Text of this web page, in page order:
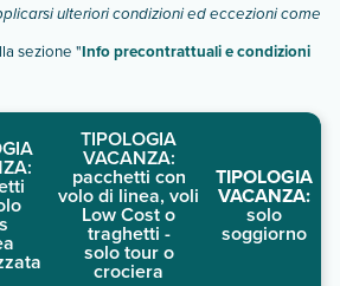
ulteriori condizioni ed eccezioni come
sezione "Info precontrattuali e condizioni
TIPOLOGIA
VACANZA:
pacchetti con
volo di linea, voli
Low Cost o
traghetti -
solo tour o
crociera
TIPOLOGIA
VACANZA:
solo
soggiorno